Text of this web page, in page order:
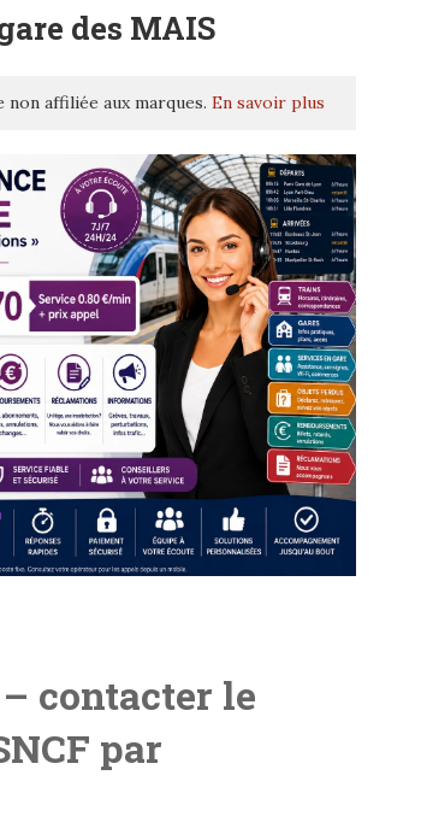
des MAIS
non affiliée aux marques. En savoir plus
contacter le
par